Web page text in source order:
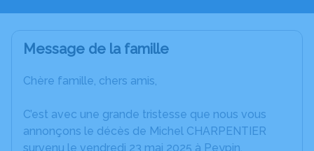
Message de la famille
Chère famille, chers amis,
C’est avec une grande tristesse que nous vous
annonçons le décès de Michel CHARPENTIER
survenu le vendredi 23 mai 2025 à Peypin.